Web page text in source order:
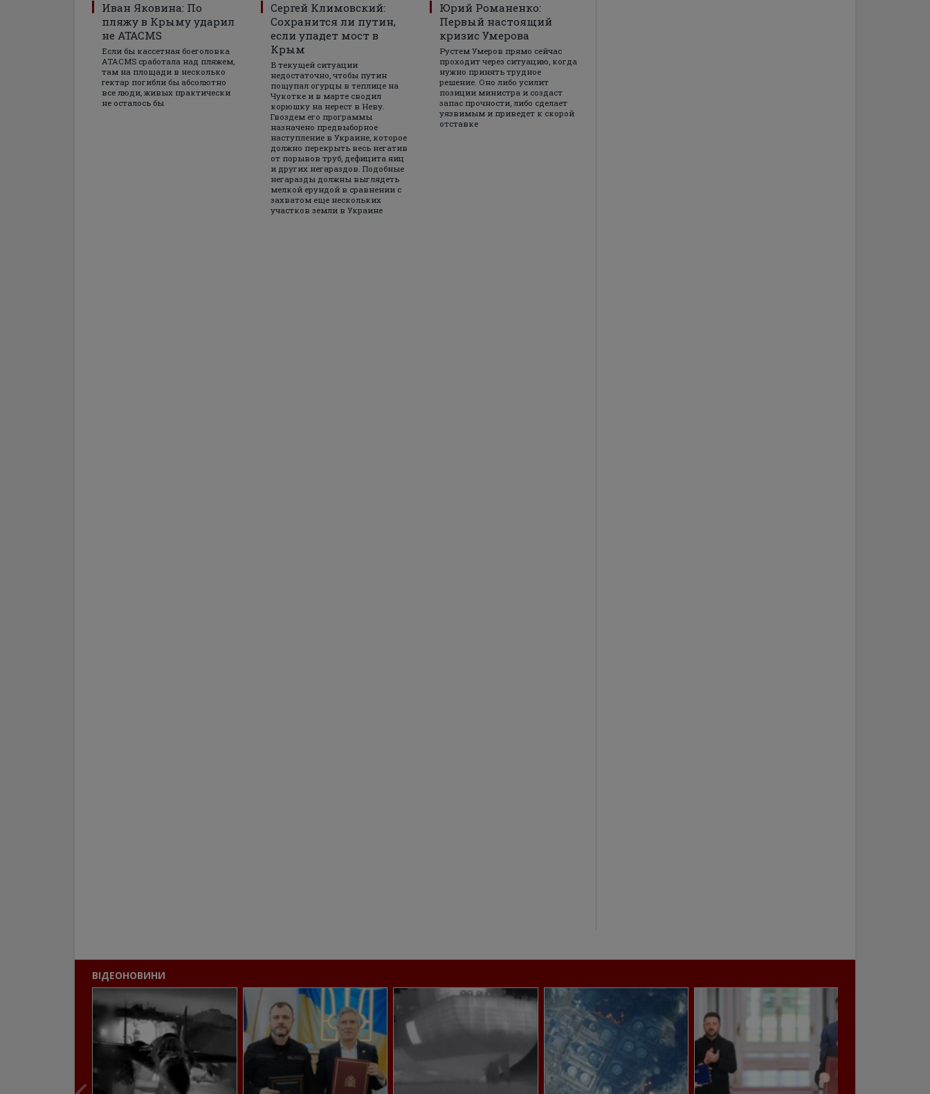
Иван Яковина: По
пляжу в Крыму ударил
не ATACMS
Если бы кассетная боеголовка
ATACMS сработала над пляжем,
там на площади в несколько
гектар погибли бы абсолютно
все люди, живых практически
не осталось бы
Сергей Климовский:
Сохранится ли путин,
если упадет мост в
Крым
В текущей ситуации
недостаточно, чтобы путин
пощупал огурцы в теплице на
Чукотке и в марте сводил
корюшку на нерест в Неву.
Гвоздем его программы
назначено предвыборное
наступление в Украине, которое
должно перекрыть весь негатив
от порывов труб, дефицита яиц
и других негараздов. Подобные
негаразды должны выглядеть
мелкой ерундой в сравнении с
захватом еще нескольких
участков земли в Украине
Юрий Романенко:
Первый настоящий
кризис Умерова
Рустем Умеров прямо сейчас
проходит через ситуацию, когда
нужно принять трудное
решение. Оно либо усилит
позиции министра и создаст
запас прочности, либо сделает
уязвимым и приведет к скорой
отставке
ВІДЕОНОВИНИ